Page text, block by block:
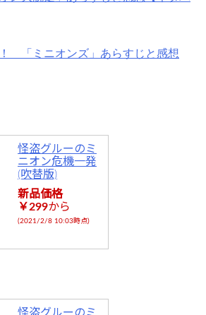
「ミニオンズ」あらすじと感想
怪盗グルーのミ
ニオン危機一発
(吹替版)
新品価格
￥299から
(2021/2/8 10:03時点)
怪盗グルーのミ